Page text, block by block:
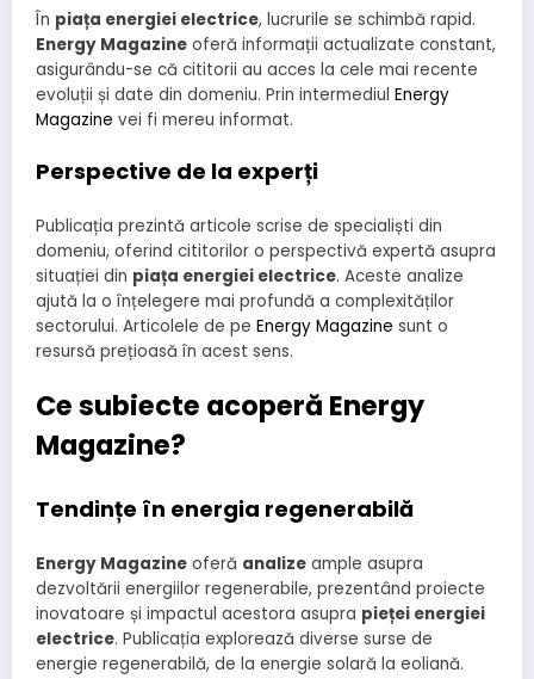
În piața energiei electrice, lucrurile se schimbă rapid.
Energy Magazine oferă informații actualizate constant,
asigurându-se că cititorii au acces la cele mai recente
evoluții și date din domeniu. Prin intermediul Energy
Magazine vei fi mereu informat.
Perspective de la experți
Publicația prezintă articole scrise de specialiști din
domeniu, oferind cititorilor o perspectivă expertă asupra
situației din piața energiei electrice. Aceste analize
ajută la o înțelegere mai profundă a complexităților
sectorului. Articolele de pe Energy Magazine sunt o
resursă prețioasă în acest sens.
Ce subiecte acoperă Energy
Magazine?
Tendințe în energia regenerabilă
Energy Magazine oferă analize ample asupra
dezvoltării energiilor regenerabile, prezentând proiecte
inovatoare și impactul acestora asupra pieței energiei
electrice. Publicația explorează diverse surse de
energie regenerabilă, de la energie solară la eoliană.